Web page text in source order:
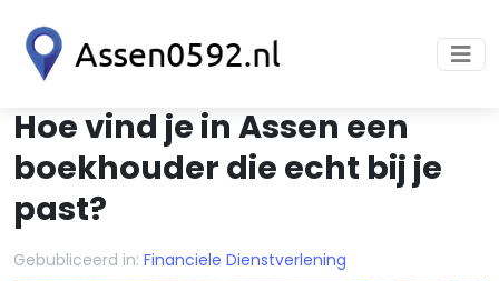
Hoe vind je in Assen een
boekhouder die echt bij je
past?
Gebubliceerd in: Financiele Dienstverlening